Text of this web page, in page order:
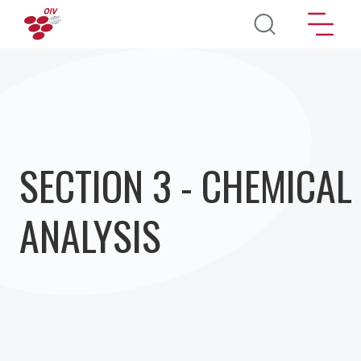
Перейти к основному содержанию
SECTION 3 - CHEMICAL
ANALYSIS